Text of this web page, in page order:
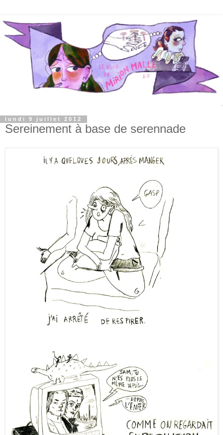
lundi 9 juillet 2012
Sereinement à base de serennade